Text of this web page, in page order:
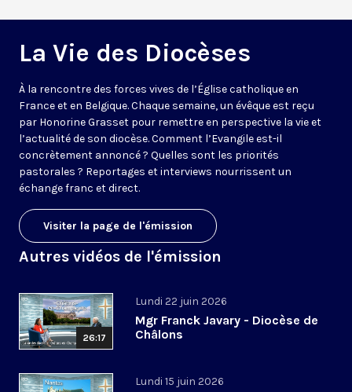
La Vie des Diocèses
À la rencontre des forces vives de l’Église catholique en
France et en Belgique. Chaque semaine, un évêque est reçu
par Honorine Grasset pour remettre en perspective la vie et
l’actualité de son diocèse. Comment l’Evangile est-il
concrètement annoncé ? Quelles sont les priorités
pastorales ? Reportages et interviews nourrissent un
échange franc et direct.
Visiter la page de l'émission
Autres vidéos de l'émission
26:17
Lundi 22 juin 2026
Mgr Franck Javary - Diocèse de
Châlons
Lundi 15 juin 2026